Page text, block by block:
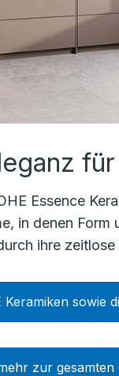
Essence
in denen
ihre
Keramiken sowie
zur gesamten